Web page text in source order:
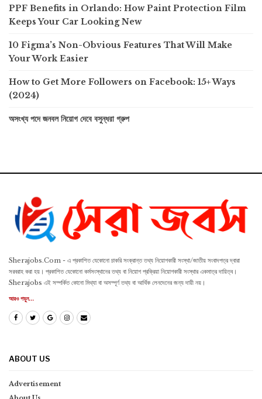
PPF Benefits in Orlando: How Paint Protection Film
Keeps Your Car Looking New
10 Figma’s Non-Obvious Features That Will Make
Your Work Easier
How to Get More Followers on Facebook: 15+ Ways
(2024)
অসংখ্য পদে জনবল নিয়োগ দেবে বসুন্ধরা গ্রুপ
Sherajobs.Com - এ প্রকাশিত যেকোনো চাকরি সংক্রান্ত তথ্য নিয়োগকারী সংস্থা/জাতীয় সংবাদপত্র দ্বারা
সরবরাহ করা হয়। প্রকাশিত যেকোনো কর্মসংস্থানের তথ্য বা নিয়োগ প্রক্রিয়া নিয়োগকারী সংস্থার একমাত্র দায়িত্ব।
Sherajobs এই সম্পর্কিত কোনো মিথ্যা বা অসম্পূর্ণ তথ্য বা আর্থিক লেনদেনের জন্য দায়ী নয়।
আরও পড়ুন...
ABOUT US
Advertisement